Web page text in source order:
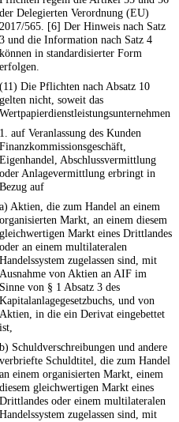
der Delegierten Verordnung (EU)
2017/565. [6] Der Hinweis nach Satz
3 und die Information nach Satz 4
können in standardisierter Form
erfolgen.
(11) Die Pflichten nach Absatz 10
gelten nicht, soweit das
Wertpapierdienstleistungsunternehmen
1. auf Veranlassung des Kunden
Finanzkommissionsgeschäft,
Eigenhandel, Abschlussvermittlung
oder Anlagevermittlung erbringt in
Bezug auf
a) Aktien, die zum Handel an einem
organisierten Markt, an einem diesem
gleichwertigen Markt eines Drittlandes
oder an einem multilateralen
Handelssystem zugelassen sind, mit
Ausnahme von Aktien an AIF im
Sinne von § 1 Absatz 3 des
Kapitalanlagegesetzbuchs, und von
Aktien, in die ein Derivat eingebettet
ist,
b) Schuldverschreibungen und andere
verbriefte Schuldtitel, die zum Handel
an einem organisierten Markt, einem
diesem gleichwertigen Markt eines
Drittlandes oder einem multilateralen
Handelssystem zugelassen sind, mit